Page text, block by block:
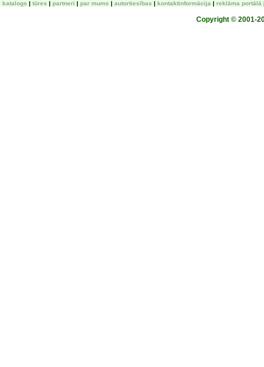
katalogs tūres partneri par mums autortiesības kontaktinformācija reklāma portālā
Copyright © 2001-